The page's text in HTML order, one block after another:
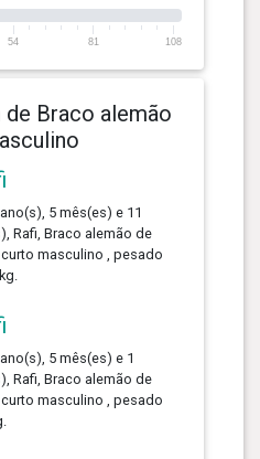
54 81 108
Braco alemão
5 mês(es) e 11
Rafi, Braco alemão de
masculino , pesado
5 mês(es) e 1
Rafi, Braco alemão de
masculino , pesado